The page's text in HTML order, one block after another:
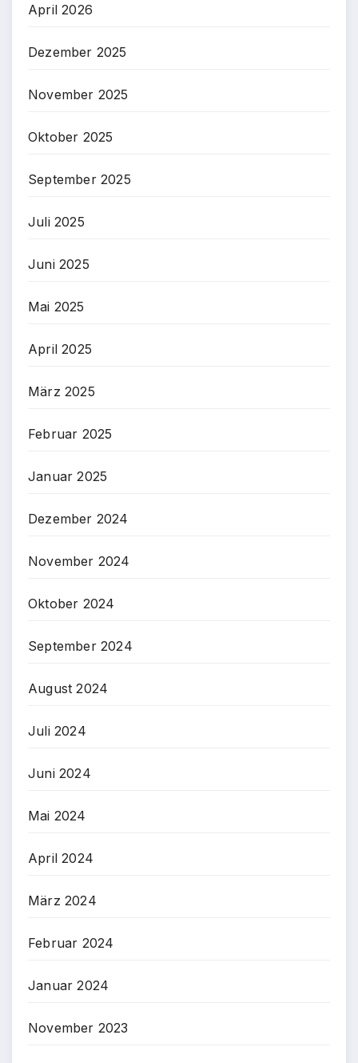
April 2026
Dezember 2025
November 2025
Oktober 2025
September 2025
Juli 2025
Juni 2025
Mai 2025
April 2025
März 2025
Februar 2025
Januar 2025
Dezember 2024
November 2024
Oktober 2024
September 2024
August 2024
Juli 2024
Juni 2024
Mai 2024
April 2024
März 2024
Februar 2024
Januar 2024
November 2023